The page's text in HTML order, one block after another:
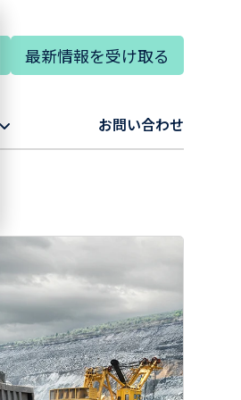
最新情報を受け取る
お問い合わせ​